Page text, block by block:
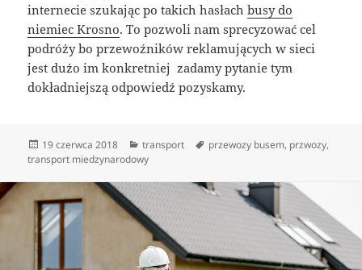
internecie szukając po takich hasłachbusy do
niemiec Krosno. To pozwoli nam sprecyzować cel
podróży bo przewoźników reklamujących w sieci
jest dużo im konkretniej zadamy pytanie tym
dokładniejszą odpowiedź pozyskamy.
Data
publikacji
19 czerwca 2018 Kategorie
transport Tagi
przewozy busem, przwozy,
transport miedzynarodowy